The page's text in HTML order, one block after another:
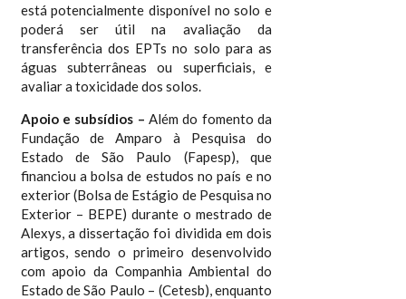
está potencialmente disponível no solo e
poderá ser útil na avaliação da
transferência dos EPTs no solo para as
águas subterrâneas ou superficiais, e
avaliar a toxicidade dos solos.
Apoio e subsídios – Além do fomento da
Fundação de Amparo à Pesquisa do
Estado de São Paulo (Fapesp), que
financiou a bolsa de estudos no país e no
exterior (Bolsa de Estágio de Pesquisa no
Exterior – BEPE) durante o mestrado de
Alexys, a dissertação foi dividida em dois
artigos, sendo o primeiro desenvolvido
com apoio da Companhia Ambiental do
Estado de São Paulo – (Cetesb), enquanto